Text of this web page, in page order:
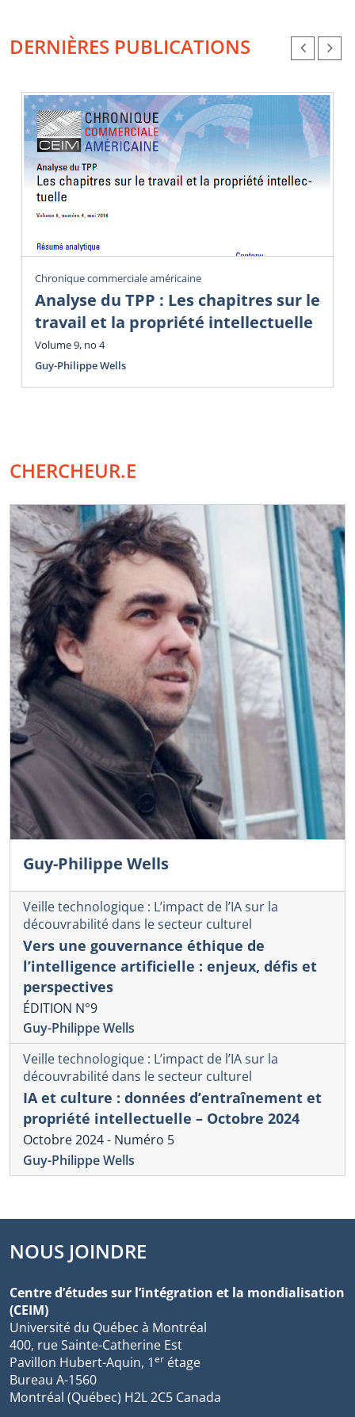
DERNIÈRES PUBLICATIONS
Chronique commerciale américaine
Analyse du TPP : Les chapitres sur le
travail et la propriété intellectuelle
Volume 9, no 4
Guy-Philippe Wells
CHERCHEUR.E
Guy-Philippe Wells
Veille technologique : L’impact de l’IA sur la
découvrabilité dans le secteur culturel
Vers une gouvernance éthique de
l’intelligence artificielle : enjeux, défis et
perspectives
ÉDITION N°9
Guy-Philippe Wells
Veille technologique : L’impact de l’IA sur la
découvrabilité dans le secteur culturel
IA et culture : données d’entraînement et
propriété intellectuelle – Octobre 2024
Octobre 2024 - Numéro 5
Guy-Philippe Wells
NOUS JOINDRE
Centre d’études sur l’intégration et la mondialisation
(CEIM)
Université du Québec à Montréal
400, rue Sainte-Catherine Est
Pavillon Hubert-Aquin, 1er étage
Bureau A-1560
Montréal (Québec) H2L 2C5 Canada